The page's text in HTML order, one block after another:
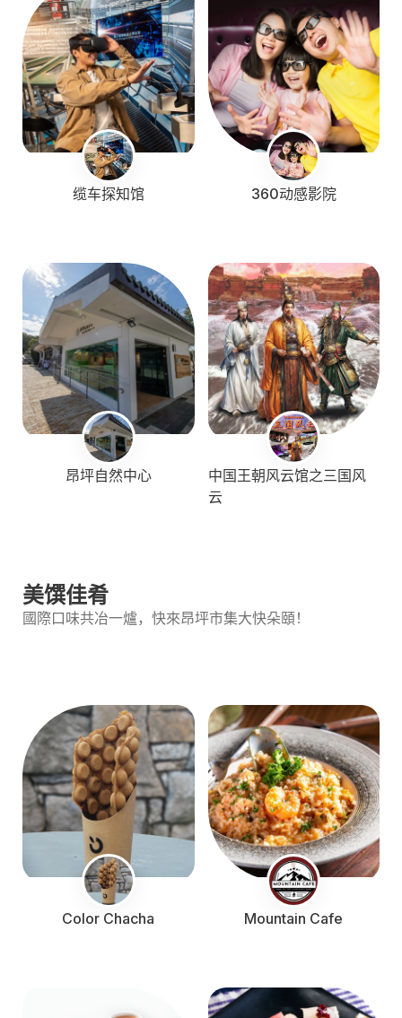
缆车探知馆 360动感影院
昂坪自然中心
中国王朝风云馆之三国风
云
美馔佳肴
國際口味共冶一爐，快來昂坪市集大快朵頤！
Color Chacha Mountain Cafe